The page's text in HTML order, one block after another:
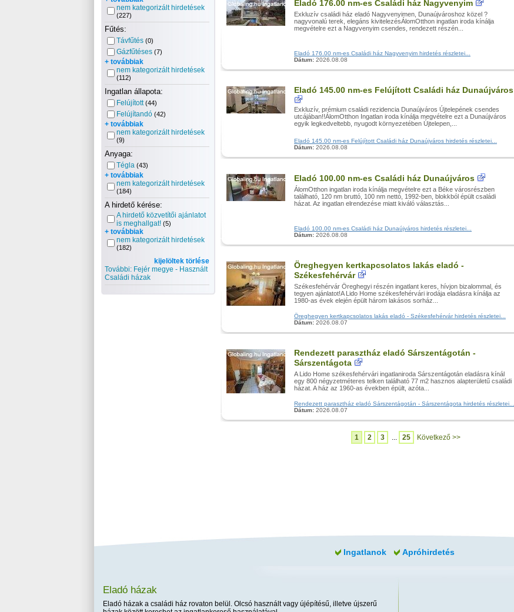
nem kategorizált hirdetések
(227)
Fűtés:
Távfűtés (0)
Gázfűtéses (7)
+ továbbiak
nem kategorizált hirdetések
(112)
Ingatlan állapota:
Felújított (44)
Felújítandó (42)
+ továbbiak
nem kategorizált hirdetések
(9)
Anyaga:
Tégla (43)
+ továbbiak
nem kategorizált hirdetések
(184)
A hirdető kérése:
A hirdető közvetítői ajánlatot
is meghallgat! (5)
+ továbbiak
nem kategorizált hirdetések
(182)
kijelöltek törlése
További: Fejér megye - Használt
Családi házak
Eladó 176.00 nm-es Családi ház Nagyvenyim
Exkluzív családi ház eladó Nagyvenyimen, Dunaújvároshoz közel ?
nagyvonalú terek, elegáns kivitelezésÁlomOtthon ingatlan iroda kínálja
megvételre ezt a Nagyvenyim csendes, rendezett részén...
Eladó 176.00 nm-es Családi ház Nagyvenyim hirdetés részletei...
Dátum: 2026.08.08
Eladó 145.00 nm-es Felújított Családi ház Dunaújváros
Exkluzív, prémium családi rezidencia Dunaújváros Újtelepének csendes
utcájában!!ÁlomOtthon Ingatlan iroda kínálja megvételre ezt a Dunaújváros
egyik legkedveltebb, nyugodt környezetében Újtelepen,...
Eladó 145.00 nm-es Felújított Családi ház Dunaújváros hirdetés részletei...
Dátum: 2026.08.08
Eladó 100.00 nm-es Családi ház Dunaújváros
ÁlomOtthon ingatlan iroda kínálja megvételre ezt a Béke városrészben
található, 120 nm bruttó, 100 nm nettó, 1992-ben, blokkból épült családi
házat. Az ingatlan elrendezése miatt kiváló választás...
Eladó 100.00 nm-es Családi ház Dunaújváros hirdetés részletei...
Dátum: 2026.08.08
Öreghegyen kertkapcsolatos lakás eladó -
Székesfehérvár
Székesfehérvár Öreghegyi részén ingatlant keres, hívjon bizalommal, és
tegyen ajánlatot!A Lido Home székesfehérvári irodája eladásra kínálja az
1980-as évek elején épült három lakásos sorház...
Öreghegyen kertkapcsolatos lakás eladó - Székesfehérvár hirdetés részletei...
Dátum: 2026.08.07
Rendezett parasztház eladó Sárszentágotán -
Sárszentágota
A Lido Home székesfehérvári ingatlaniroda Sárszentágotán eladásra kínál
egy 800 négyzetméteres telken található 77 m2 hasznos alapterületű családi
házat. A ház az 1960-as években épült, azóta...
Rendezett parasztház eladó Sárszentágotán - Sárszentágota hirdetés részletei...
Dátum: 2026.08.07
1 2 3 ... 25 Következő >>
Ingatlanok Apróhirdetés
Eladó házak
Eladó házak a családi ház rovaton belül. Olcsó használt vagy újépítésű, illetve újszerű